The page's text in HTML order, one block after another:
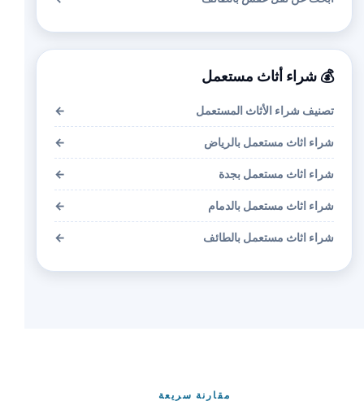
💰 شراء أثاث مستعمل
تصنيف شراء الأثاث المستعمل ←
شراء اثاث مستعمل بالرياض ←
شراء اثاث مستعمل بجدة ←
شراء اثاث مستعمل بالدمام ←
شراء اثاث مستعمل بالطائف ←
مقارنة سريعة